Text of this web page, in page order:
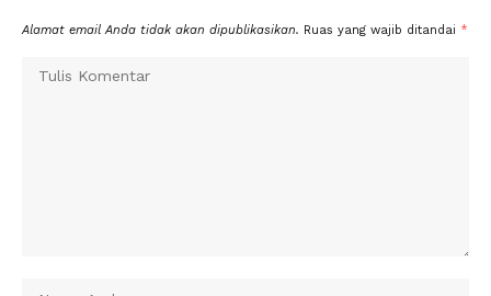
Alamat email Anda tidak akan dipublikasikan. Ruas yang wajib ditandai *